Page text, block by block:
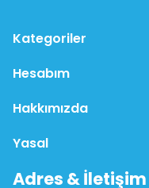
Kategoriler
Hesabım
Hakkımızda
Yasal
Adres & İletişim